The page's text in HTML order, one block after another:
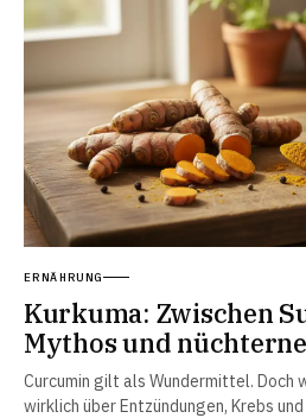
ERNÄHRUNG
Kurkuma: Zwischen
Mythos und
Curcumin gilt als Wundermittel. Doch
wirklich über Entzündungen, Krebs